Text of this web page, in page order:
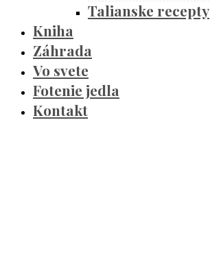
Talianske recepty
Kniha
Záhrada
Vo svete
Fotenie jedla
Kontakt